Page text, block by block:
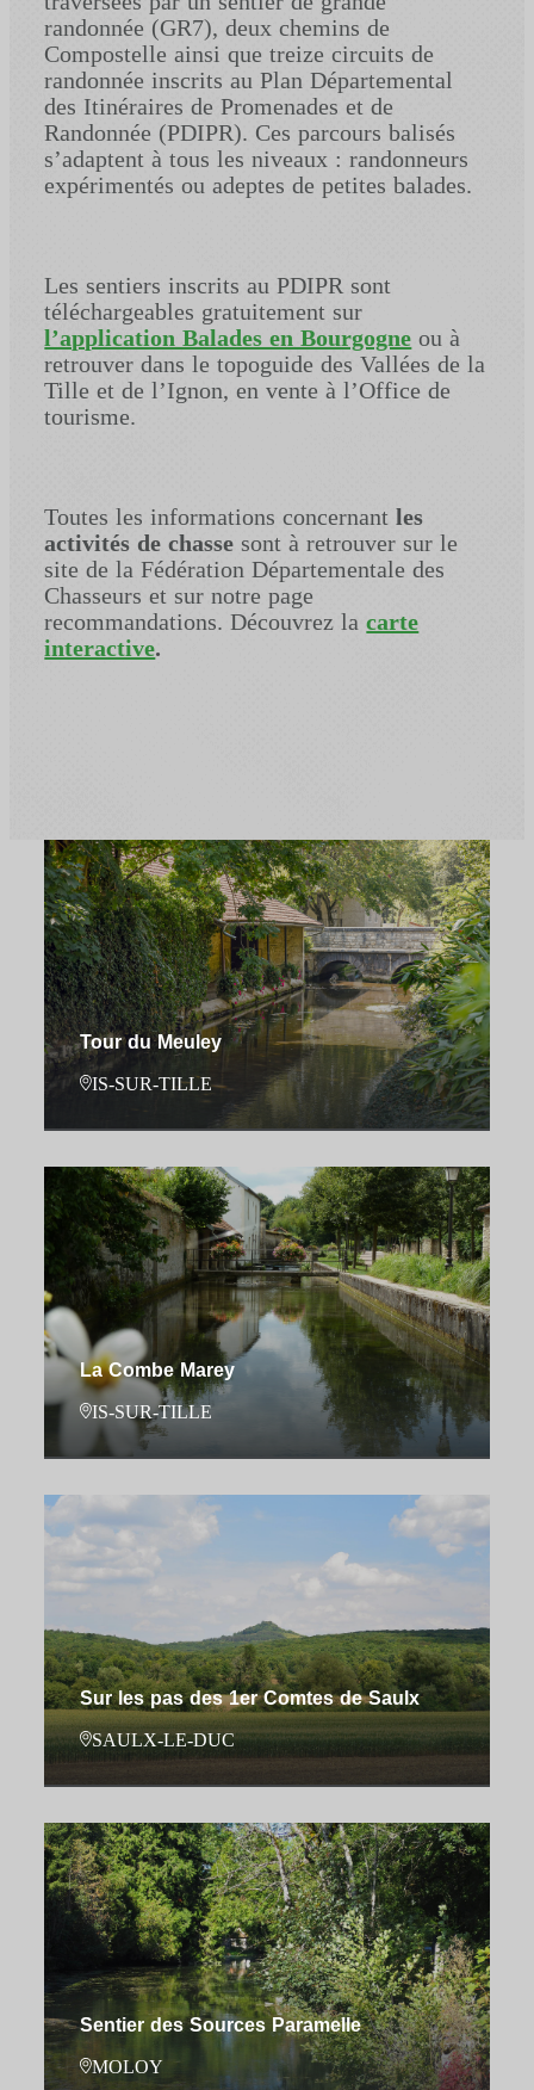
randonnée (GR7), deux chemins de
Compostelle ainsi que treize circuits de
randonnée inscrits au Plan Départemental
des Itinéraires de Promenades et de
Randonnée (PDIPR). Ces parcours balisés
s’adaptent à tous les niveaux : randonneurs
expérimentés ou adeptes de petites balades.
Les sentiers inscrits au PDIPR sont
téléchargeables gratuitement sur
l’application Balades en Bourgogne ou à
retrouver dans le topoguide des Vallées de la
Tille et de l’Ignon, en vente à l’Office de
tourisme.
Toutes les informations concernantles
activités de chasse sont à retrouver sur le
site de la Fédération Départementale des
Chasseurs et sur notre page
recommandations. Découvrez lacarte
interactive.
Tour du Meuley
IS-SUR-TILLE
La Combe Marey
IS-SUR-TILLE
Sur les pas des 1er Comtes de Saulx
SAULX-LE-DUC
Sentier des Sources Paramelle
MOLOY